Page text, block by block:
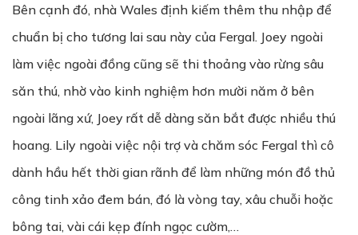
Bên cạnh đó, nhà Wales định kiếm thêm thu nhập để
chuẩn bị cho tương lai sau này của Fergal. Joey ngoài
làm việc ngoài đồng cũng sẽ thi thoảng vào rừng sâu
săn thú, nhờ vào kinh nghiệm hơn mười năm ở bên
ngoài lãng xứ, Joey rất dễ dàng săn bắt được nhiều thú
hoang. Lily ngoài việc nội trợ và chăm sóc Fergal thì cô
dành hầu hết thời gian rãnh để làm những món đồ thủ
công tinh xảo đem bán, đó là vòng tay, xâu chuỗi hoặc
bông tai, vài cái kẹp đính ngọc cườm,…